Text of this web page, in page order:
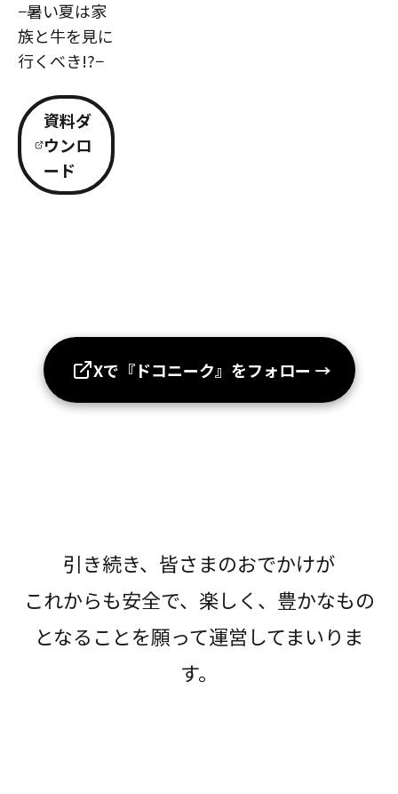
−暑い夏は家
族と牛を見に
行くべき!?−
資料ダ
ウンロ
ード
Xで『ドコニーク』をフォロー →
引き続き、皆さまのおでかけが
これからも安全で、楽しく、豊かなもの
となることを願って運営してまいりま
す。